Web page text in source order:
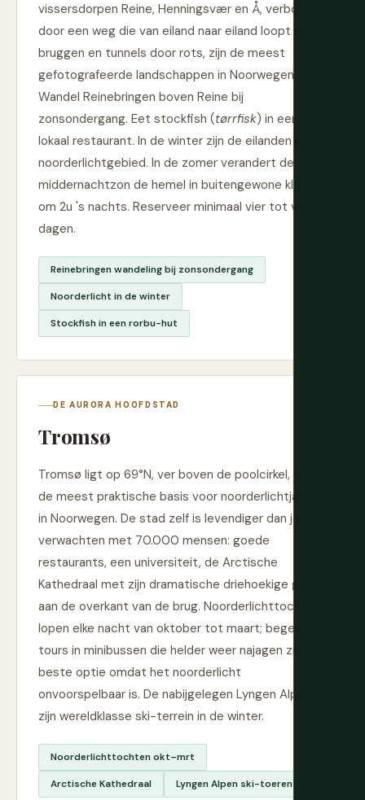
vissersdorpen Reine, Henningsvær en Å, verbonden
door een weg die van eiland naar eiland loopt over
bruggen en tunnels door rots, zijn de meest
gefotografeerde landschappen in Noorwegen.
Wandel Reinebringen boven Reine bij
zonsondergang. Eet stockfish (tørrfisk) in een
lokaal restaurant. In de winter zijn de eilanden prime
noorderlichtgebied. In de zomer verandert de
middernachtzon de hemel in buitengewone kleuren
om 2u 's nachts. Reserveer minimaal vier tot vijf
dagen.
Reinebringen wandeling bij zonsondergang
Noorderlicht in de winter
Stockfish in een rorbu-hut
DE AURORA HOOFDSTAD
Tromsø
Tromsø ligt op 69°N, ver boven de poolcirkel, en is
de meest praktische basis voor noorderlichtjacht
in Noorwegen. De stad zelf is levendiger dan je zou
verwachten met 70.000 mensen: goede
restaurants, een universiteit, de Arctische
Kathedraal met zijn dramatische driehoekige gevel
aan de overkant van de brug. Noorderlichttochten
lopen elke nacht van oktober tot maart; begeleide
tours in minibussen die helder weer najagen zijn je
beste optie omdat het noorderlicht
onvoorspelbaar is. De nabijgelegen Lyngen Alpen
zijn wereldklasse ski-terrein in de winter.
Noorderlichttochten okt–mrt
Arctische Kathedraal Lyngen Alpen ski-toeren